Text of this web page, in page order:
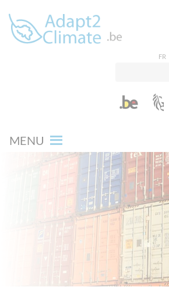
FR
MENU